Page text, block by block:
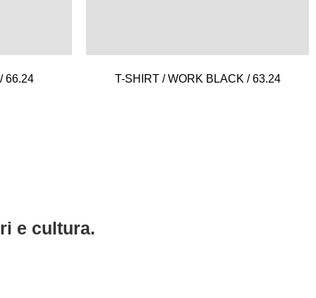
66.24
T-SHIRT / WORK BLACK / 63.24
e cultura.